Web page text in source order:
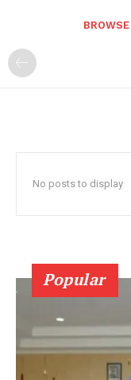
No posts to display
Popular